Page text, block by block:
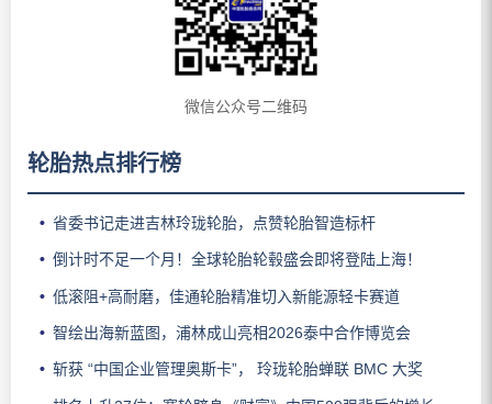
微信公众号二维码
轮胎热点排行榜
省委书记走进吉林玲珑轮胎，点赞轮胎智造标杆
倒计时不足一个月！全球轮胎轮毂盛会即将登陆上海！
低滚阻+高耐磨，佳通轮胎精准切入新能源轻卡赛道
智绘出海新蓝图，浦林成山亮相2026泰中合作博览会
斩获 “中国企业管理奥斯卡”， 玲珑轮胎蝉联 BMC 大奖